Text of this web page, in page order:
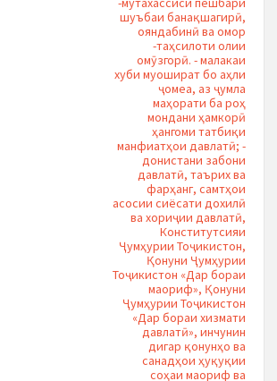
шуъбаи банақшагирӣ,
ояндабинӣ ва омор
-таҳсилоти олии
омӯзгорӣ. - малакаи
хуби муошират бо аҳли
ҷомеа, аз ҷумла
маҳорати ба роҳ
мондани ҳамкорӣ
ҳангоми татбиқи
манфиатҳои давлатӣ; -
донистани забони
давлатӣ, таърих ва
фарҳанг, самтҳои
асосии сиёсати дохилӣ
ва хориҷии давлатӣ,
Конститутсияи
Ҷумҳурии Тоҷикистон,
Қонуни Ҷумҳурии
Тоҷикистон «Дар бораи
маориф», Қонуни
Ҷумҳурии Тоҷикистон
«Дар бораи хизмати
давлатӣ», инчунин
дигар қонунҳо ва
санадҳои ҳуқуқии
соҳаи маориф ва